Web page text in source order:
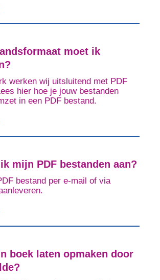
moet ik
werken wij uitsluitend met PDF
hier hoe je jouw bestanden
in een PDF bestand.
mijn PDF bestanden aan?
bestand per e-mail of via
boek laten opmaken door